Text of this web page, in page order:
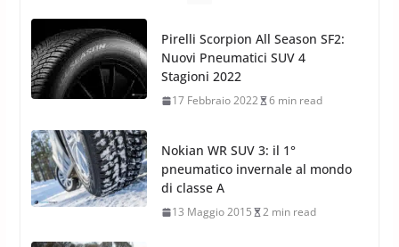
Nokian WR SUV 3: il 1°
pneumatico invernale al mondo
di classe A
13 Maggio 2015 2 min read
Nokian WR SUV 3: nuovi
Pneumatici Invernali HP per
condizioni invernali difficili
23 Aprile 2013 9 min read